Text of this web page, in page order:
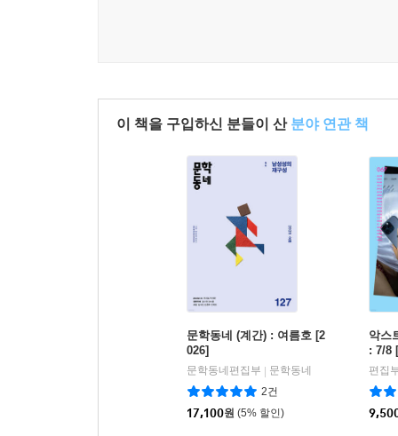
도리어 버틸 힘이 되어준다는 깨달음을 이야기
계절마다 출간되는 신간을 조망하는 촌평란도
2.0, 지역 현실 등을 짚는 다양한 도서를 다룬 8편
이 책을 구입하신 분들이 산 분야 연관 책
문학동네 (계간) : 여름호 [2
026]
문학동네편집부
문학동네
2건
17,100원 (5% 할인)
악스
: 7/8
편집